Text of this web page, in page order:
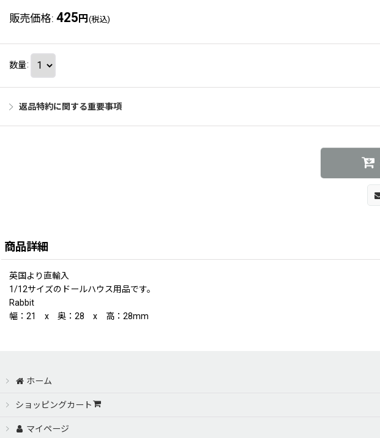
販売価格: 425 円 (税込)
数量:
返品特約に関する重要事項
商品詳細
英国より直輸入
1/12サイズのドールハウス用品です。
Rabbit
幅：21 x 奥：28 x 高：28mm
ホーム
ショッピングカート
マイページ